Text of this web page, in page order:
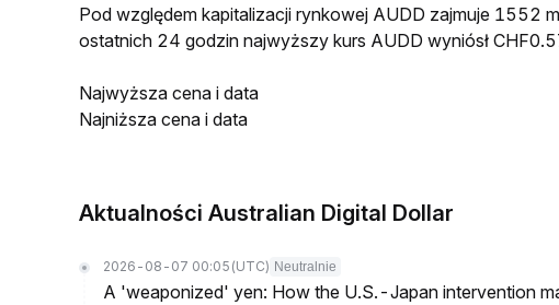
Pod względem kapitalizacji rynkowej AUDD zajmuje 1552
ostatnich 24 godzin najwyższy kurs AUDD wyniósł
Najwyższa cena i data
Najniższa cena i data
Aktualności Australian Digital Dollar
2026-08-07 00:05 (UTC) Neutralnie
A 'weaponized' yen: How the U.S.-Japan intervention